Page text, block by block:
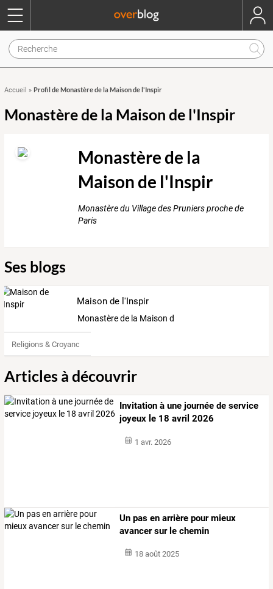
Accueil » Profil de Monastère de la Maison de l'Inspir
Monastère de la Maison de l'Inspir
Monastère de la
Maison de l'Inspir
Monastère du Village des Pruniers proche de
Paris
Ses blogs
Maison de l'Inspir
Monastère de la Maison de l'Inspir
Religions & Croyances
Articles à découvrir
Invitation à une journée de service
joyeux le 18 avril 2026
1 avr. 2026
Un pas en arrière pour mieux
avancer sur le chemin
18 août 2025